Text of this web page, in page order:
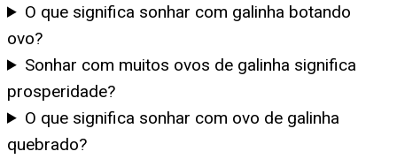
O que significa sonhar com galinha botando
ovo?
Sonhar com muitos ovos de galinha significa
prosperidade?
O que significa sonhar com ovo de galinha
quebrado?